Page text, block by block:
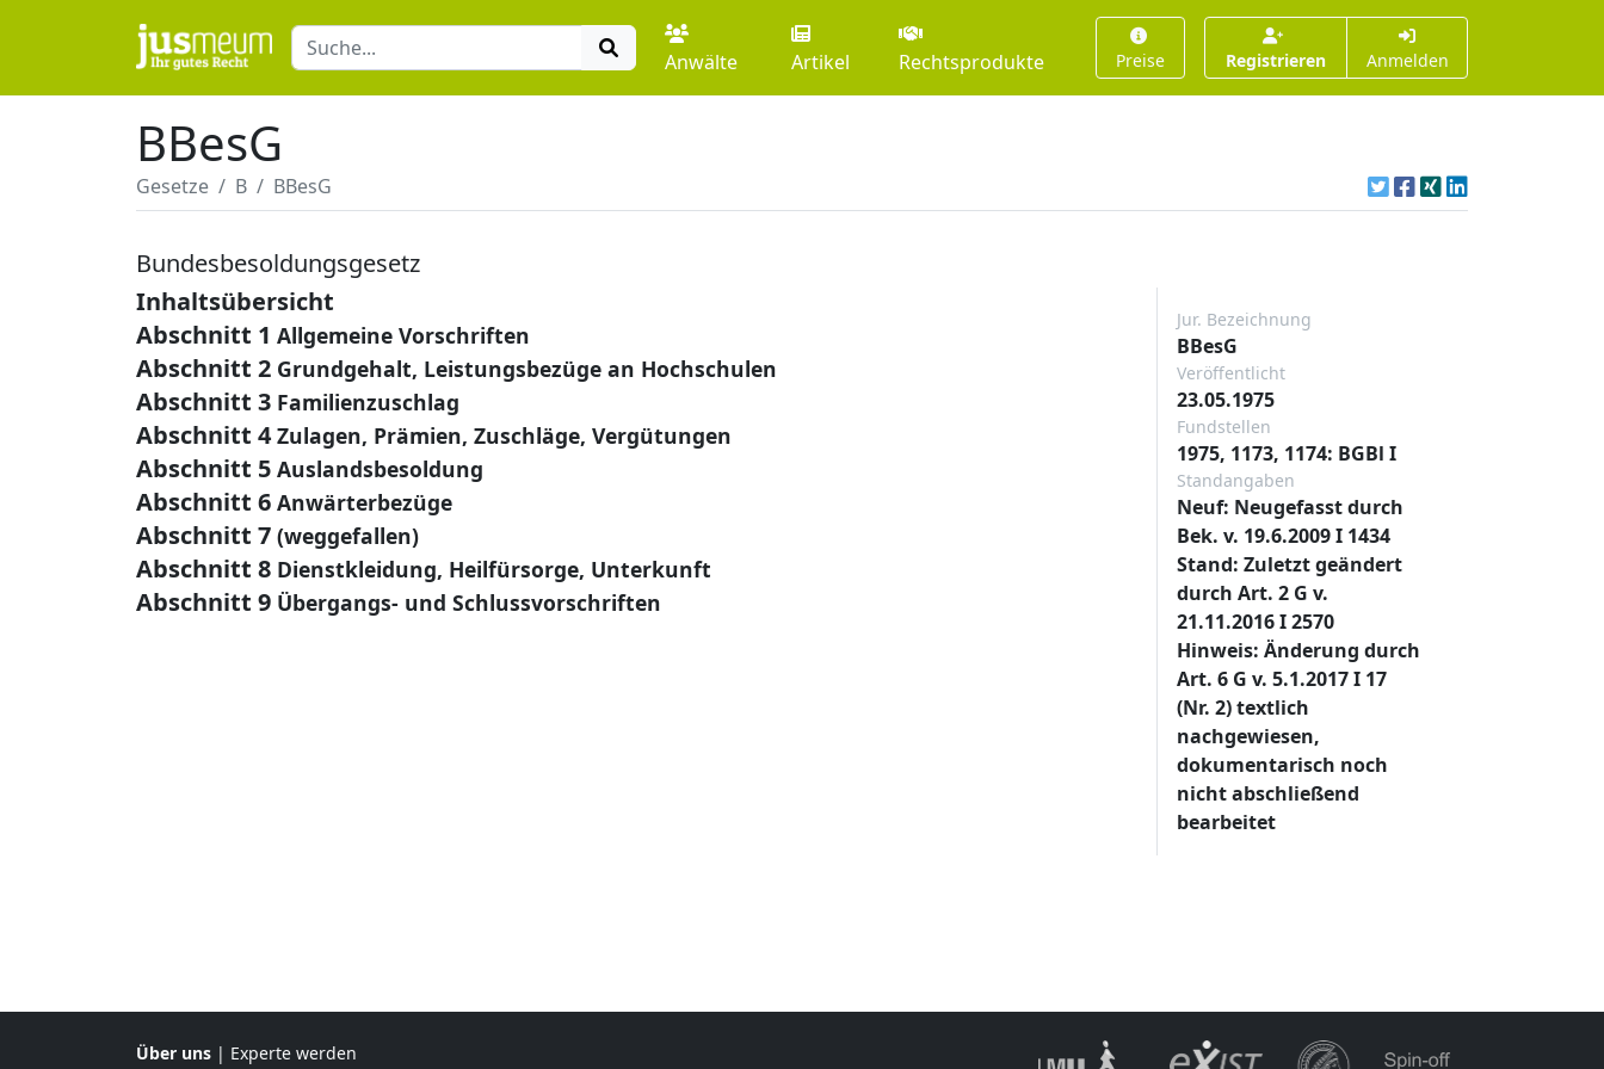
Anwälte Artikel Rechtsprodukte Preise Registrieren Anmelden
BBesG
Gesetze B BBesG
Bundesbesoldungsgesetz
Inhaltsübersicht
Abschnitt 1 Allgemeine Vorschriften
Abschnitt 2 Grundgehalt, Leistungsbezüge an Hochschulen
Abschnitt 3 Familienzuschlag
Abschnitt 4 Zulagen, Prämien, Zuschläge, Vergütungen
Abschnitt 5 Auslandsbesoldung
Abschnitt 6 Anwärterbezüge
Abschnitt 7 (weggefallen)
Abschnitt 8 Dienstkleidung, Heilfürsorge, Unterkunft
Abschnitt 9 Übergangs- und Schlussvorschriften
Jur. Bezeichnung
BBesG
Veröffentlicht
23.05.1975
Fundstellen
1975, 1173, 1174: BGBl I
Standangaben
Neuf: Neugefasst durch
Bek. v. 19.6.2009 I 1434
Stand: Zuletzt geändert
durch Art. 2 G v.
21.11.2016 I 2570
Hinweis: Änderung durch
Art. 6 G v. 5.1.2017 I 17
(Nr. 2) textlich
nachgewiesen,
dokumentarisch noch
nicht abschließend
bearbeitet
Über uns | Experte werden